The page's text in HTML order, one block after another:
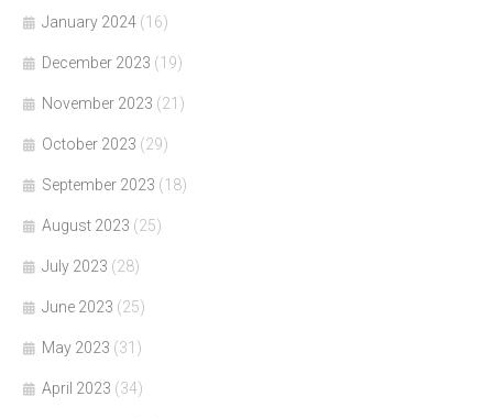
January 2024 (16)
December 2023 (19)
November 2023 (21)
October 2023 (29)
September 2023 (18)
August 2023 (25)
July 2023 (28)
June 2023 (25)
May 2023 (31)
April 2023 (34)